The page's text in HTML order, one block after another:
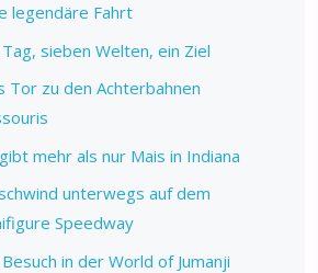
legendäre Fahrt
Tag, sieben Welten, ein Ziel
Tor zu den Achterbahnen
mehr als nur Mais in Indiana
unterwegs auf dem
Speedway
Besuch in der World of Jumanji